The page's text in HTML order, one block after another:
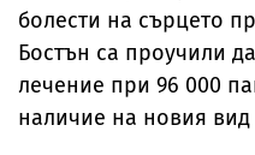
болести на сърцето
Бостън са проучили
лечение при 96 000
наличие на новия